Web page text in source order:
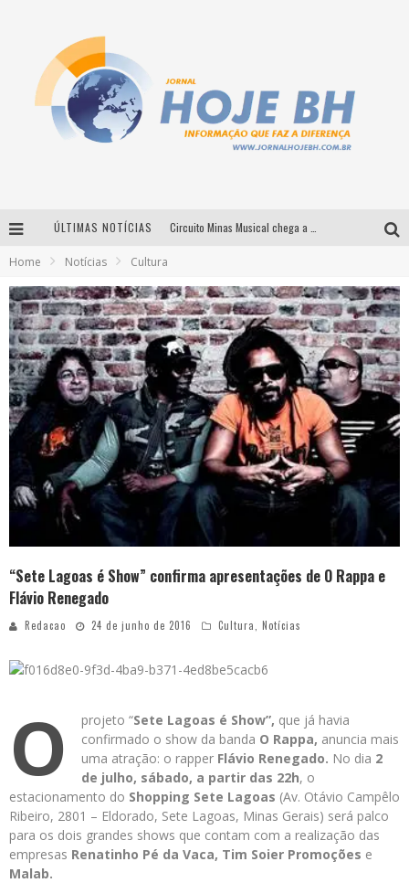
ÚLTIMAS NOTÍCIAS
Simone celebra a força feminina e sua trajetória histórica na MPB em novo show “Que mulher é essa!?” em Belo Horizonte
Milton Guedes traz turnê “Milton Canta Lulu” a Belo Horizonte
Home Notícias Cultura
“Sete Lagoas é Show” confirma apresentações de O Rappa e
Flávio Renegado
Redacao 24 de junho de 2016 Cultura Notícias
O projeto “Sete Lagoas é Show”, que já havia
confirmado o show da banda O Rappa, anuncia mais
uma atração: o rapper Flávio Renegado. No dia 2
de julho, sábado, a partir das 22h, o
estacionamento do Shopping Sete Lagoas (Av. Otávio Campêlo
Ribeiro, 2801 – Eldorado, Sete Lagoas, Minas Gerais) será palco
para os dois grandes shows que contam com a realização das
empresas Renatinho Pé da Vaca, Tim Soier Promoções e
Malab.